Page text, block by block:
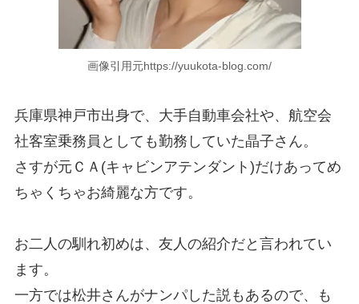
画像引用元https://yuukota-blog.com/
兵庫県神戸市出身で、大手自動車会社や、航空会
社客室乗務員としても勤務していた晶子さん。
さすが元ＣＡ(キャビンアテンダント)だけあってめ
ちゃくちゃお綺麗な方です。
お二人の馴れ初めは、友人の紹介だと言われてい
ます。
一方では松井さんがナンパした説もあるので、も